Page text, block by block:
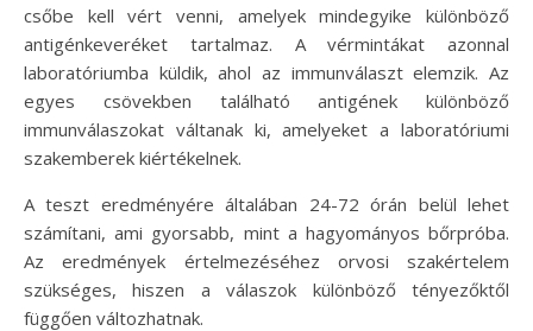
csőbe kell vért venni, amelyek mindegyike különböző
antigénkeveréket tartalmaz. A vérmintákat azonnal
laboratóriumba küldik, ahol az immunválaszt elemzik. Az
egyes csövekben található antigének különböző
immunválaszokat váltanak ki, amelyeket a laboratóriumi
szakemberek kiértékelnek.
A teszt eredményére általában 24-72 órán belül lehet
számítani, ami gyorsabb, mint a hagyományos bőrpróba.
Az eredmények értelmezéséhez orvosi szakértelem
szükséges, hiszen a válaszok különböző tényezőktől
függően változhatnak.